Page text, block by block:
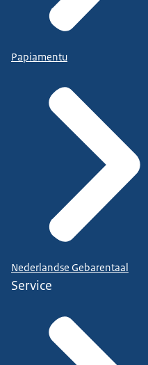
Papiamentu
Nederlandse Gebarentaal
Service